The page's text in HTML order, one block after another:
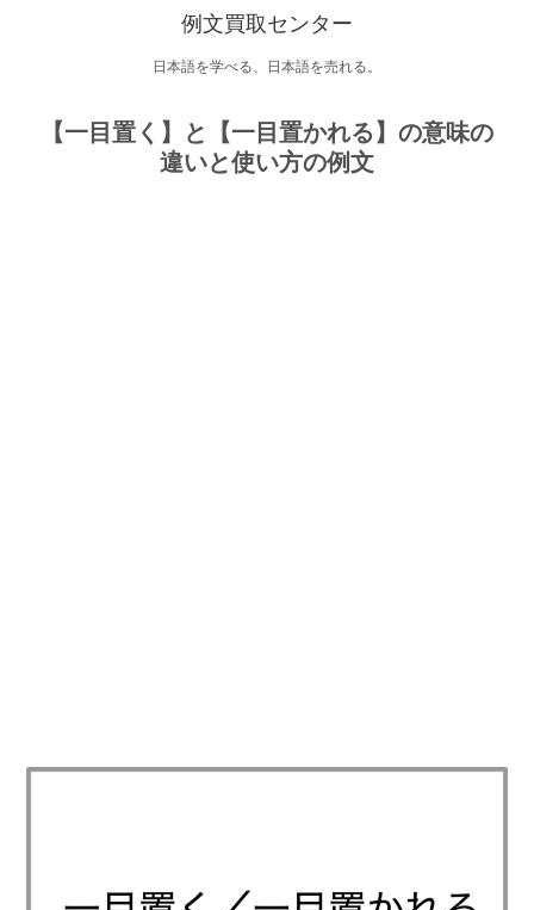
例文買取センター
日本語を学べる、日本語を売れる。
【一目置く】と【一目置かれる】の意味の
違いと使い方の例文